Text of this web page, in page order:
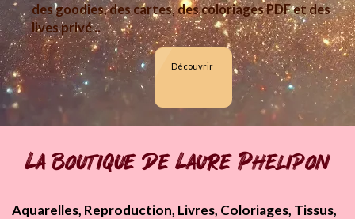
des goodies, des cartes, des coloriages PDF et des
lives privé ..
Découvrir
La boutique de Laure Phelipon
Aquarelles, Reproduction, Livres, Coloriages, Tissus,